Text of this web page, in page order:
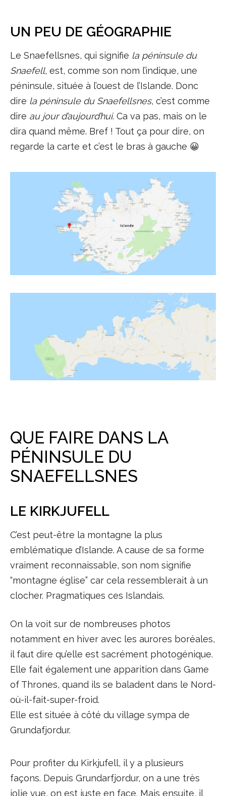
UN PEU DE GÉOGRAPHIE
Le Snaefellsnes, qui signifie la péninsule du
Snaefell, est, comme son nom l’indique, une
péninsule, située à l’ouest de l’Islande. Donc
dire la péninsule du Snaefellsnes, c’est comme
dire au jour d’aujourd’hui. Ca va pas, mais on le
dira quand même. Bref ! Tout ça pour dire, on
regarde la carte et c’est le bras à gauche 😀
QUE FAIRE DANS LA
PÉNINSULE DU
SNAEFELLSNES
LE KIRKJUFELL
C’est peut-être la montagne la plus
emblématique d’Islande. A cause de sa forme
vraiment reconnaissable, son nom signifie
“montagne église” car cela ressemblerait à un
clocher. Pragmatiques ces Islandais.
On la voit sur de nombreuses photos
notamment en hiver avec les aurores boréales,
il faut dire qu’elle est sacrément photogénique.
Elle fait également une apparition dans Game
of Thrones, quand ils se baladent dans le Nord-
où-il-fait-super-froid.
Elle est située à côté du village sympa de
Grundafjordur.
Pour profiter du Kirkjufell, il y a plusieurs
façons. Depuis Grundarfjordur, on a une très
jolie vue, on est juste en face. Mais ensuite, il